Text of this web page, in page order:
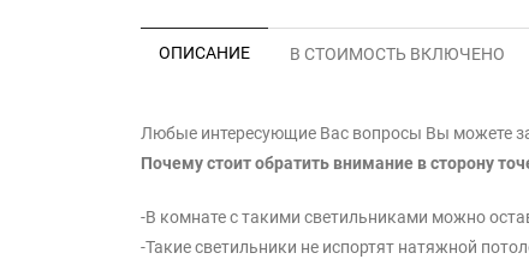
ОПИСАНИЕ В СТОИМОСТЬ ВКЛЮЧЕНО
Любые интересующие Вас вопросы Вы можете
Почему стоит обратить внимание в сторону
-В комнате с такими светильниками можно
-Такие светильники не испортят натяжной